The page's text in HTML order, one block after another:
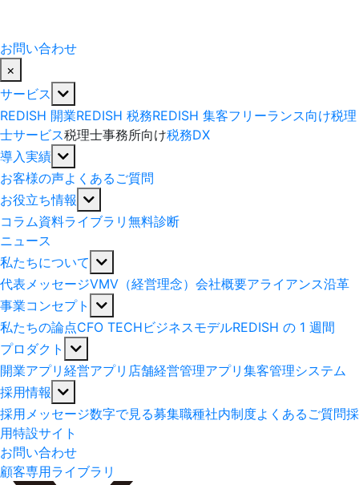
お問い合わせ
×
サービス
REDISH 開業REDISH 税務REDISH 集客フリーランス向け税理
士サービス税理士事務所向け税務DX
導入実績
お客様の声よくあるご質問
お役立ち情報
コラム資料ライブラリ 無料診断
ニュース
私たちについて
代表メッセージVMV（経営理念） 会社概要アライアンス沿革
事業コンセプト
私たちの論点CFO TECH ビジネスモデルREDISH の 1 週間
プロダクト
開業アプリ 経営アプリ 店舗経営管理アプリ 集客管理システム
採用情報
採用メッセージ数字で見る募集職種社内制度よくあるご質問採
用特設サイト
お問い合わせ
顧客専用ライブラリ